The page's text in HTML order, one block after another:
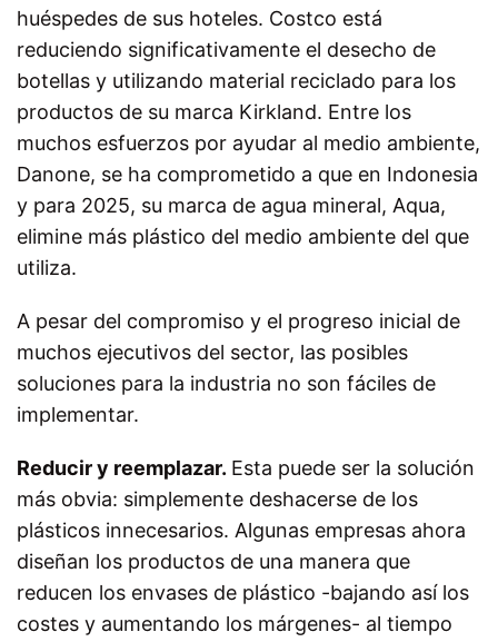
huéspedes de sus hoteles. Costco está
reduciendo significativamente el desecho de
botellas y utilizando material reciclado para los
productos de su marca Kirkland. Entre los
muchos esfuerzos por ayudar al medio ambiente,
Danone, se ha comprometido a que en Indonesia
y para 2025, su marca de agua mineral, Aqua,
elimine más plástico del medio ambiente del que
utiliza.
A pesar del compromiso y el progreso inicial de
muchos ejecutivos del sector, las posibles
soluciones para la industria no son fáciles de
implementar.
Reducir y reemplazar. Esta puede ser la solución
más obvia: simplemente deshacerse de los
plásticos innecesarios. Algunas empresas ahora
diseñan los productos de una manera que
reducen los envases de plástico -bajando así los
costes y aumentando los márgenes- al tiempo